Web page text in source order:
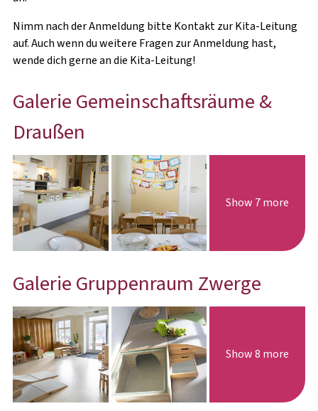
Nimm nach der Anmeldung bitte Kontakt zur Kita-Leitung
auf. Auch wenn du weitere Fragen zur Anmeldung hast,
wende dich gerne an die Kita-Leitung!
Galerie Gemeinschaftsräume &
Draußen
Show 7 more
Galerie Gruppenraum Zwerge
Show 8 more